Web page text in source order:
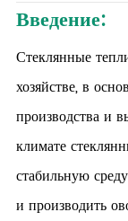
Введение:
Стеклянные
хозяйстве, в
производства и
климате
стабильную
и производить